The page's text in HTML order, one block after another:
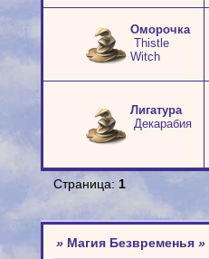
Оморочка
Thistle
Witch
Лигатура
Декарабия
Страница: 1
» Магия Безвременья »